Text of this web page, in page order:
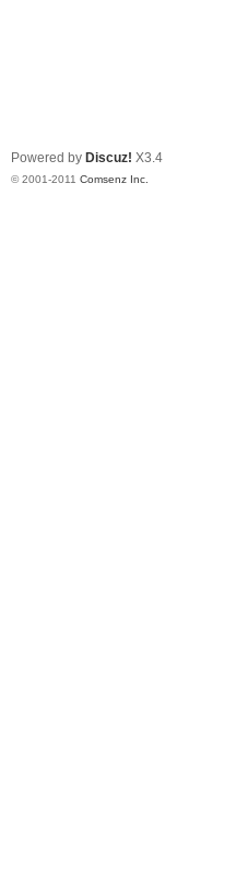
Powered by Discuz! X3.4
© 2001-2011 Comsenz Inc.